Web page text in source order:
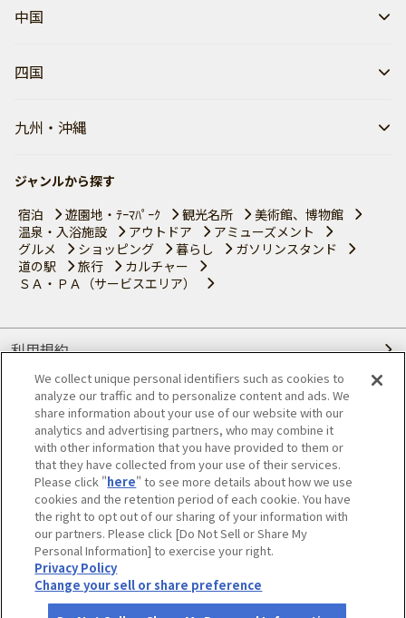
中国
四国
九州・沖縄
ジャンルから探す
宿泊
遊園地・ﾃｰﾏﾊﾟｰｸ 観光名所
美術館、博物館
温泉・入浴施設
アウトドア
アミューズメント
グルメ
ショッピング 暮らし
ガソリンスタンド
道の駅
旅行
カルチャー
ＳＡ・ＰＡ（サービスエリア）
利用規約
個人情報の取り扱いについて
会員優待サービスの提携をご検討の方へ
JAFホームページ
© JAPAN AUTOMOBILE FEDERATION. All rights reserved.
We collect unique personal identifiers such as cookies to
analyze our traffic and to personalize content and ads. We
share information about your use of our website with our
analytics and advertising partners, who may combine it
with other information that you have provided to them or
that they have collected from your use of their services.
Please click "here" to see more details about how we use
cookies and the retention period of each cookie. You have
the right to opt out of our sharing of your information with
our partners. Please click [Do Not Sell or Share My
Personal Information] to exercise your right.
Privacy Policy
Change your sell or share preference